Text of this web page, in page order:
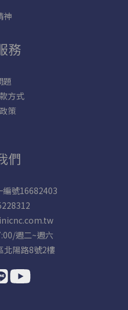
神
務
題
方式
策
們
編號16682403
週二~週六
北陽路8號2樓